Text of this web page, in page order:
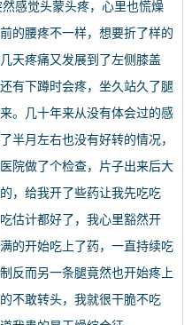
感觉头蒙头疼，心里也慌燥
的腰疼不一样，想要折了样的
天疼痛又发展到了左侧膝盖
有下蹲时会疼，坐久站久了腿
。几十年来从没有体会过的感
半月左右也没有好转的情况，
院做了个检查，片子出来后大
，给我开了些药让我先吃吃
估计都好了，我心里豁然开
的开始吃上了药，一直持续吃
反而另一条腿竟然也开始疼上
不敢转头，我就很干脆不吃